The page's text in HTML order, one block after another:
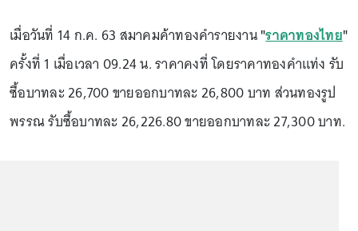
เมื่อวันที่ 14 ก.ค. 63 สมาคมค้าทองคำรายงาน"ราคาทองไทย"
ครั้งที่ 1 เมื่อเวลา 09.24 น. ราคาคงที่ โดยราคาทองคำแท่ง รับ
ซื้อบาทละ 26,700 ขายออกบาทละ 26,800 บาท ส่วนทองรูป
พรรณ รับซื้อบาทละ 26,226.80 ขายออกบาทละ 27,300 บาท.